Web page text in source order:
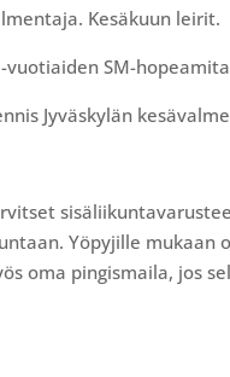
Kesäkuun leirit.
SM-
Jyväskylän
Yöpyjille mukaan
oma pingismaila, jos